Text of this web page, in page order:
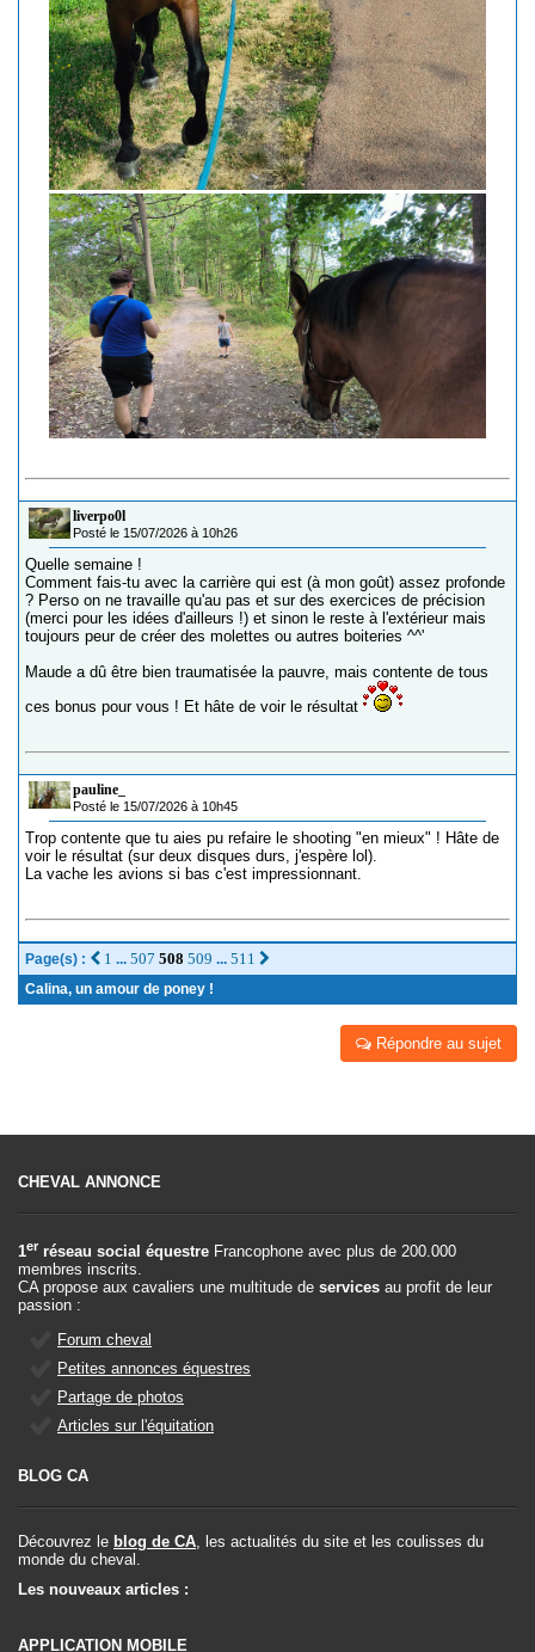
liverpo0l
Posté le 15/07/2026 à 10h26
Quelle semaine !
Comment fais-tu avec la carrière qui est (à mon goût) assez profonde
? Perso on ne travaille qu'au pas et sur des exercices de précision
(merci pour les idées d'ailleurs !) et sinon le reste à l'extérieur mais
toujours peur de créer des molettes ou autres boiteries ^^'
Maude a dû être bien traumatisée la pauvre, mais contente de tous
ces bonus pour vous ! Et hâte de voir le résultat
pauline_
Posté le 15/07/2026 à 10h45
Trop contente que tu aies pu refaire le shooting "en mieux" ! Hâte de
voir le résultat (sur deux disques durs, j'espère lol).
La vache les avions si bas c'est impressionnant.
Page(s) : 1 ... 507 508 509 ... 511
Calina, un amour de poney !
Répondre au sujet
CHEVAL ANNONCE
1er réseau social équestre Francophone avec plus de 200.000
membres inscrits.
CA propose aux cavaliers une multitude de services au profit de leur
passion :
Forum cheval
Petites annonces équestres
Partage de photos
Articles sur l'équitation
BLOG CA
Découvrez le blog de CA, les actualités du site et les coulisses du
monde du cheval.
Les nouveaux articles :
APPLICATION MOBILE